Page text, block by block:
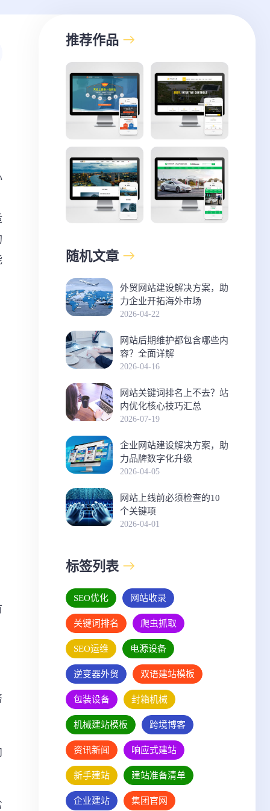
推荐作品
随机文章
外贸网站建设解决方案，助
力企业开拓海外市场
2026-04-22
网站后期维护都包含哪些内
容？全面详解
2026-04-16
网站关键词排名上不去？站
内优化核心技巧汇总
2026-07-19
企业网站建设解决方案，助
力品牌数字化升级
2026-04-05
网站上线前必须检查的10
个关键项
2026-04-01
标签列表
SEO优化 网站收录
关键词排名 爬虫抓取
SEO运维 电源设备
逆变器外贸 双语建站模板
包装设备 封箱机械
机械建站模板 跨境博客
资讯新闻 响应式建站
新手建站 建站准备清单
企业建站 集团官网